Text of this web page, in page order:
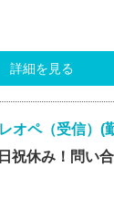
詳細を見る
祝休み！問い